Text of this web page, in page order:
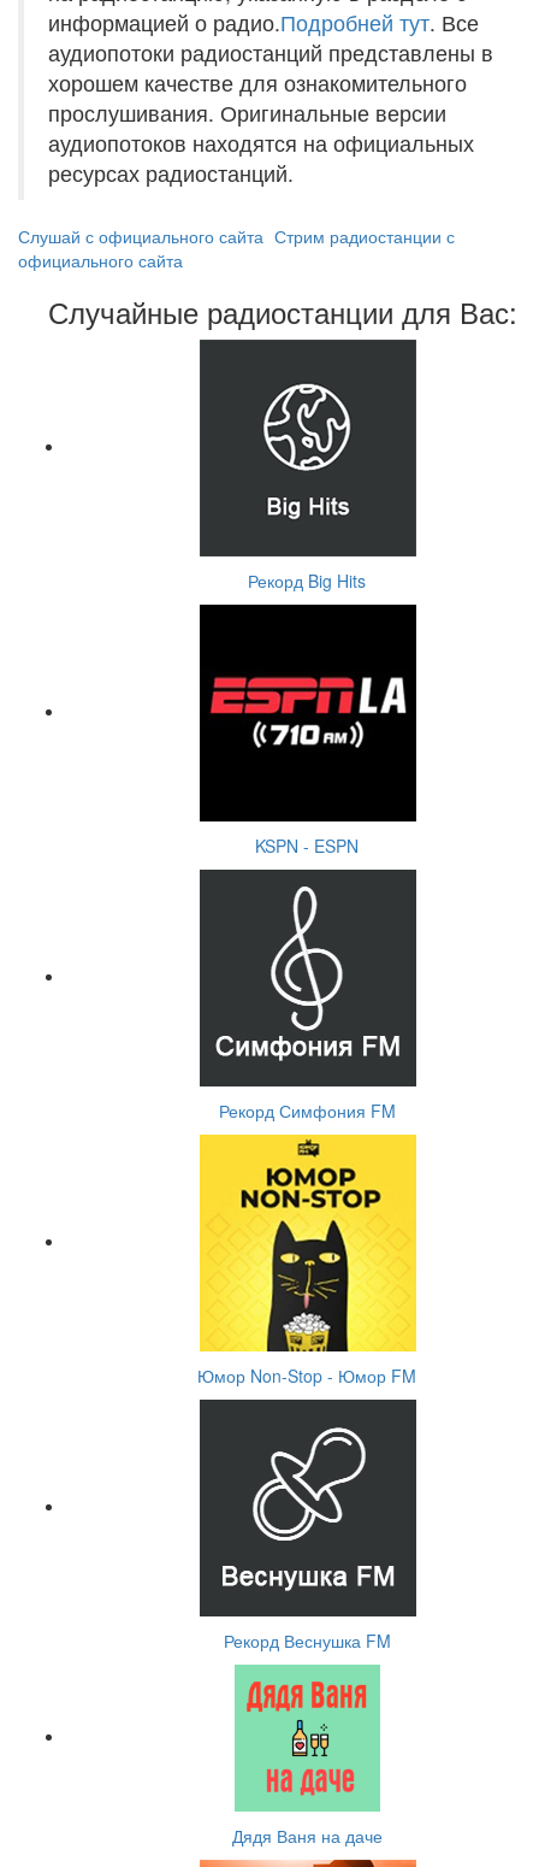
информацией о радио.Подробней тут. Все
аудиопотоки радиостанций представлены в
хорошем качестве для ознакомительного
прослушивания. Оригинальные версии
аудиопотоков находятся на официальных
ресурсах радиостанций.
Слушай с официального сайта Стрим радиостанции с
официального сайта
Случайные радиостанции для Вас:
Рекорд Big Hits
KSPN - ESPN
Рекорд Симфония FM
Юмор Non-Stop - Юмор FM
Рекорд Веснушка FM
Дядя Ваня на даче